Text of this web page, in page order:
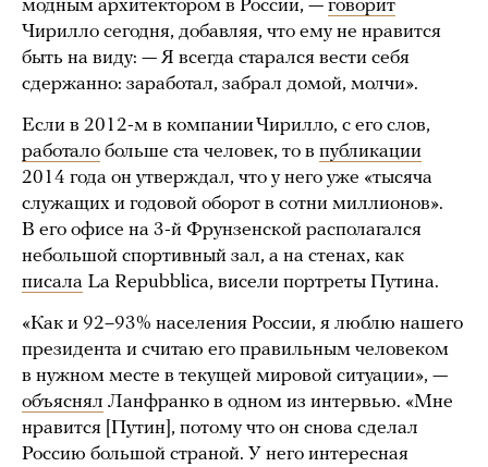
модным архитектором в России, — говорит
Чирилло сегодня, добавляя, что ему не нравится
быть на виду: — Я всегда старался вести себя
сдержанно: заработал, забрал домой, молчи».
Если в 2012-м в компании Чирилло, с его слов,
работало больше ста человек, то в публикации
2014 года он утверждал, что у него уже «тысяча
служащих и годовой оборот в сотни миллионов».
В его офисе на 3-й Фрунзенской располагался
небольшой спортивный зал, а на стенах, как
писала La Repubblica, висели портреты Путина.
«Как и 92–93% населения России, я люблю нашего
президента и считаю его правильным человеком
в нужном месте в текущей мировой ситуации», —
объяснял Ланфранко в одном из интервью. «Мне
нравится [Путин], потому что он снова сделал
Россию большой страной. У него интересная